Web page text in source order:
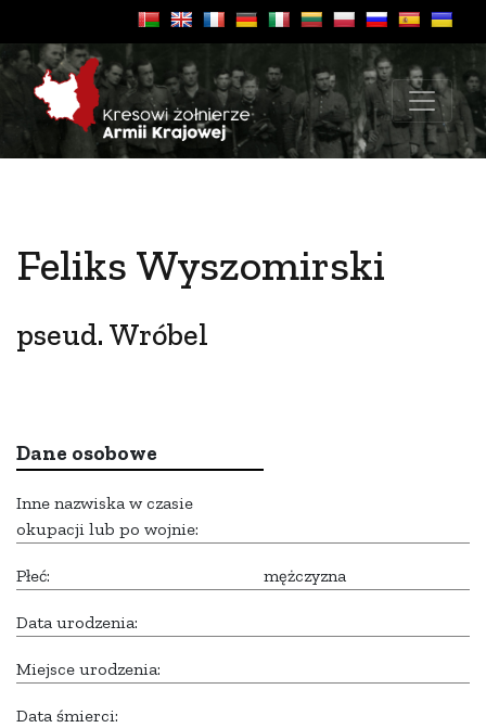
Feliks Wyszomirski
pseud. Wróbel
Dane osobowe
Inne nazwiska w czasie
okupacji lub po wojnie:
Płeć: mężczyzna
Data urodzenia:
Miejsce urodzenia:
Data śmierci: